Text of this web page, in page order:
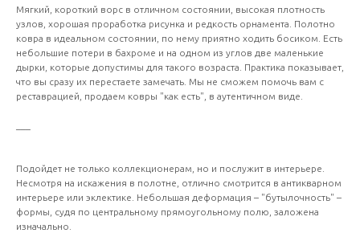
Мягкий, короткий ворс в отличном состоянии, высокая плотность
узлов, хорошая проработка рисунка и редкость орнамента. Полотно
ковра в идеальном состоянии, по нему приятно ходить босиком. Есть
небольшие потери в бахроме и на одном из углов две маленькие
дырки, которые допустимы для такого возраста. Практика показывает,
что вы сразу их перестаете замечать. Мы не сможем помочь вам с
реставрацией, продаем ковры "как есть", в аутентичном виде.
Подойдет не только коллекционерам, но и послужит в интерьере.
Несмотря на искажения в полотне, отлично смотрится в антикварном
интерьере или эклектике. Небольшая деформация – "бутылочность" –
формы, судя по центральному прямоугольному полю, заложена
изначально.